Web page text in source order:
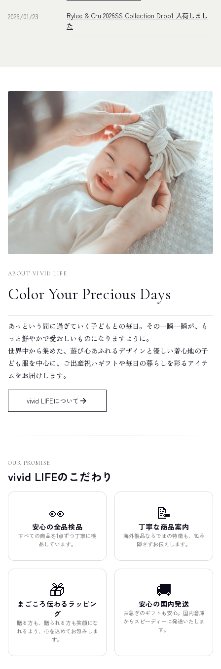
2026/01/23
Rylee & Cru 2026SS Collection Drop1 入荷しまし
た
ABOUT VIVID LIFE
Color Your Precious Days
あっという間に過ぎていく子どもとの毎日。その一瞬一瞬が、も
っと鮮やかで愛おしいものになりますように。
世界中から集めた、遊び心あふれるデザインと優しい着心地の子
ども服を中心に、ご出産祝いギフトや毎日の暮らしを彩るアイテ
ムをお届けします。
vivid LIFEについて arrow_forward
OUR PROMISE
vivid LIFEのこだわり
👀
安心の全品検品
すべての商品を1点ずつ丁寧に検
品しています。
📝
丁寧な商品案内
海外製品ならではの特徴も、包み
隠さずお伝えします。
🎁
まごころ伝わるラッピン
グ
贈る方も、贈られる方も笑顔にな
れるよう、心を込めてお包みしま
す。
🚚
安心の国内発送
お急ぎのギフトも安心。国内倉庫
からスピーディーに発送いたしま
す。